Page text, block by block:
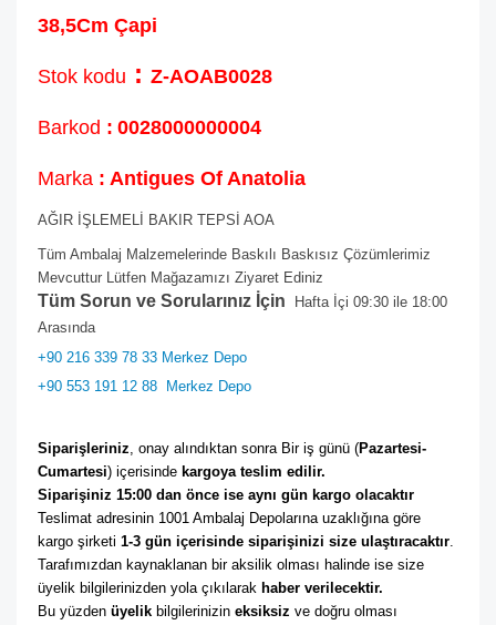
38,5Cm Çapi
Stok kodu : Z-AOAB0028
Barkod : 0028000000004
Marka : Antigues Of Anatolia
AĞIR İŞLEMELİ BAKIR TEPSİ AOA
Tüm Ambalaj Malzemelerinde Baskılı Baskısız Çözümlerimiz
Mevcuttur Lütfen Mağazamızı Ziyaret Ediniz
Tüm Sorun ve Sorularınız İçin Hafta İçi 09:30 ile 18:00
Arasında
+90 216 339 78 33 Merkez Depo
+90 553 191 12 88 Merkez Depo
Siparişleriniz, onay alındıktan sonra Bir iş günü (Pazartesi-
Cumartesi) içerisinde kargoya teslim edilir.
Siparişiniz 15:00 dan önce ise aynı gün kargo olacaktır
Teslimat adresinin 1001 Ambalaj Depolarına uzaklığına göre
kargo şirketi 1-3 gün içerisinde siparişinizi size ulaştıracaktır.
Tarafımızdan kaynaklanan bir aksilik olması halinde ise size
üyelik bilgilerinizden yola çıkılarak haber verilecektir.
Bu yüzden üyelik bilgilerinizin eksiksiz